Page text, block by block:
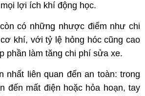
lợi ích khí động học.
có những nhược điểm như chi
khí, với tỷ lệ hỏng hóc cũng cao
phần làm tăng chi phí sửa xe.
nhất liên quan đến an toàn: trong
đến mất điện hoặc hỏa hoạn, tay